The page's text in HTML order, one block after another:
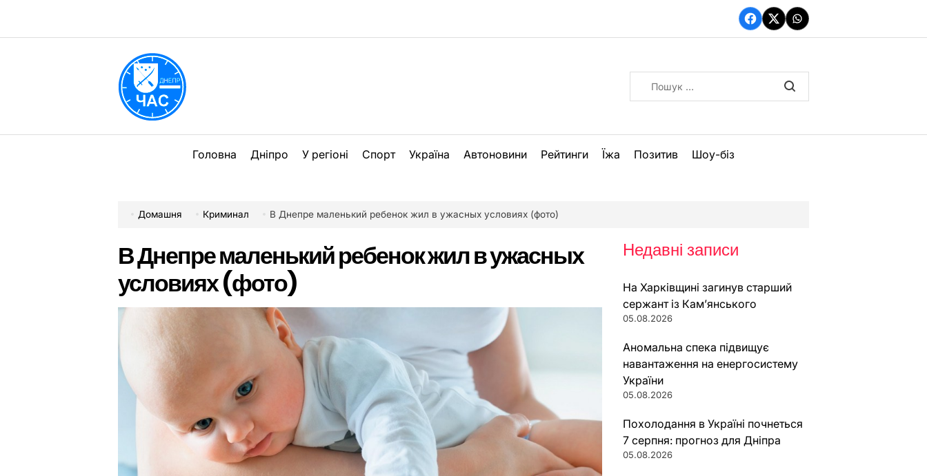
вмісту
Facebook
TwitterWhatsApp
Головна Дніпро У регіоні Спорт Україна Автоновини Рейтинги Їжа Позитив Шоу-біз
Домашня Криминал В Днепре маленький ребенок жил в ужасных условиях (фото)
В Днепре маленький ребенок жил в ужасных
условиях (фото)
Недавні записи
На Харківщині загинув старший
сержант із Кам’янського
05.08.2026
Аномальна спека підвищує
навантаження на енергосистему
України
05.08.2026
Похолодання в Україні почнеться
7 серпня: прогноз для Дніпра
05.08.2026